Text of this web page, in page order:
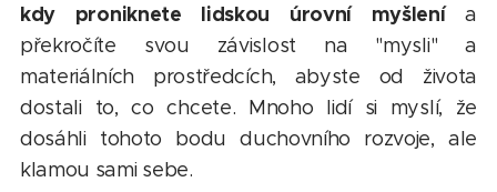
kdy proniknete lidskou úrovní myšlenía
překročíte svou závislost na "mysli" a
materiálních prostředcích, abyste od života
dostali to, co chcete. Mnoho lidí si myslí, že
dosáhli tohoto bodu duchovního rozvoje, ale
klamou sami sebe.